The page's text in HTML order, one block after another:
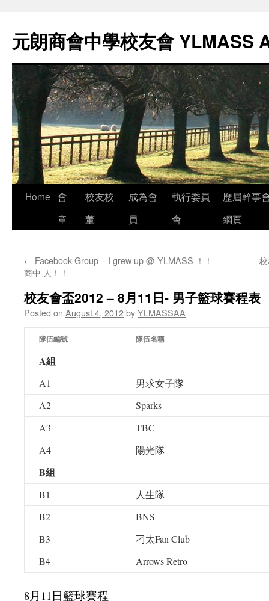
元朗商會中學校友會 YLMASS
Skip
Home 會
章
校友校
董
成為會
員
執行委員
會
歷屆幹事
網頁
← Facebook Group – I grew up @ YLMASS ！！
商中 人！！
校友會盃2012 – 8月11日- 男子籃球賽程表
Posted on August 4, 2012byYLMASSAA
隊伍編號 隊伍名稱
A組
A1
男求女子隊
A2
Sparks
A3
TBC
A4
陽光隊
B組
B1
人生隊
B2
BNS
B3
刁太Fan Club
B4
Arrows Retro
8月11日籃球賽程